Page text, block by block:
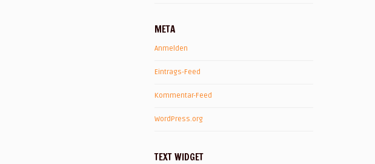
META
Anmelden
Eintrags-Feed
Kommentar-Feed
WordPress.org
TEXT WIDGET